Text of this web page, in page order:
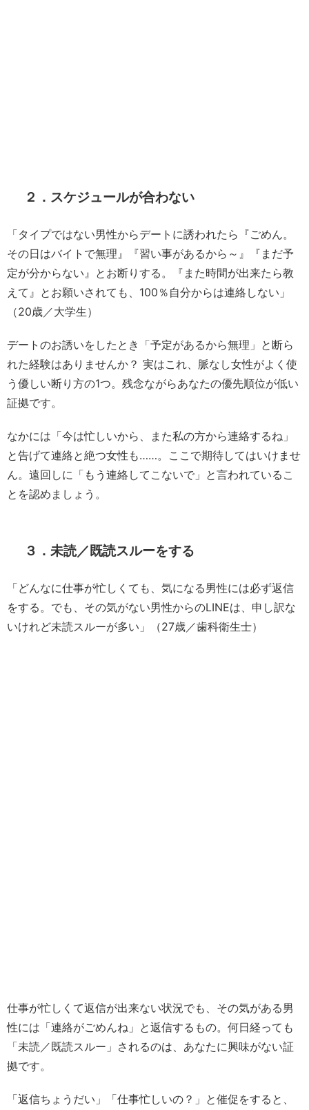
２．スケジュールが合わない
「タイプではない男性からデートに誘われたら『ごめん。
その日はバイトで無理』『習い事があるから～』『まだ予
定が分からない』とお断りする。『また時間が出来たら教
えて』とお願いされても、100％自分からは連絡しない」
（20歳／大学生）
デートのお誘いをしたとき「予定があるから無理」と断ら
れた経験はありませんか？ 実はこれ、脈なし女性がよく使
う優しい断り方の1つ。残念ながらあなたの優先順位が低い
証拠です。
なかには「今は忙しいから、また私の方から連絡するね」
と告げて連絡と絶つ女性も……。ここで期待してはいけませ
ん。遠回しに「もう連絡してこないで」と言われているこ
とを認めましょう。
３．未読／既読スルーをする
「どんなに仕事が忙しくても、気になる男性には必ず返信
をする。でも、その気がない男性からのLINEは、申し訳な
いけれど未読スルーが多い」（27歳／歯科衛生士）
仕事が忙しくて返信が出来ない状況でも、その気がある男
性には「連絡がごめんね」と返信するもの。何日経っても
「未読／既読スルー」されるのは、あなたに興味がない証
拠です。
「返信ちょうだい」「仕事忙しいの？」と催促をすると、